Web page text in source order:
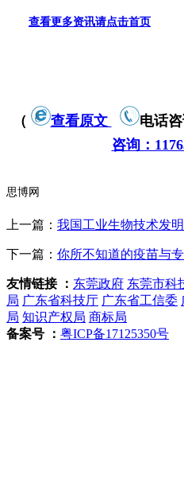
查看更多资讯请点击首页
（ 查看原文 电话
咨询：
思博网
上一篇： 我国工业生物技术发
下一篇： 你所不知道的疫苗与
友情链接 ： 东莞政府 东莞市科
局 广东省科技厅 广东省工信委
局 知识产权局 商标局
备案号 ： 粤ICP备17125350号